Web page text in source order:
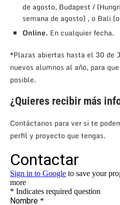
de agosto, Budapest /
semana de agosto) , o Bali
Online. En cualquier fecha.
*Plazas abiertas hasta el 30 de
nuevos alumnos al año, para
posible.
¿Quieres recibir más
Contáctanos para ver si te
perfil y proyecto que tengas.